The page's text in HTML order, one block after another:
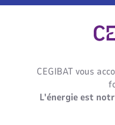
CEGIBAT vous
L'énergie est